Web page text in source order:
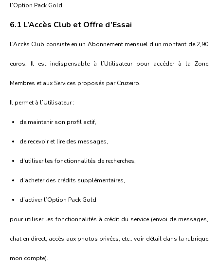
l’Option Pack Gold.
6.1 L’Accès Club et Offre d’Essai
L’Accès Club consiste en un Abonnement mensuel d’un montant de 2,90
euros. Il est indispensable à l’Utilisateur pour accéder à la Zone
Membres et aux Services proposés par Cruzeiro.
Il permet à l’Utilisateur :
de maintenir son profil actif,
de recevoir et lire des messages,
d'utiliser les fonctionnalités de recherches,
d’acheter des crédits supplémentaires,
d’activer l’Option Pack Gold
pour utiliser les fonctionnalités à crédit du service (envoi de messages,
chat en direct, accès aux photos privées, etc.. voir détail dans la rubrique
mon compte).